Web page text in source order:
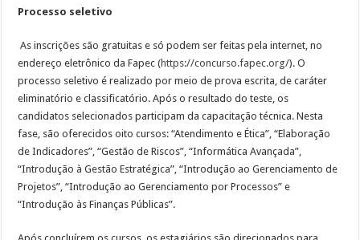
Processo seletivo
As inscrições são gratuitas e só podem ser feitas pela internet, no
endereço eletrônico da Fapec (https://concurso.fapec.org/). O
processo seletivo é realizado por meio de prova escrita, de caráter
eliminatório e classificatório. Após o resultado do teste, os
candidatos selecionados participam da capacitação técnica. Nesta
fase, são oferecidos oito cursos: “Atendimento e Ética”, “Elaboração
de Indicadores”, “Gestão de Riscos”, “Informática Avançada”,
“Introdução à Gestão Estratégica”, “Introdução ao Gerenciamento de
Projetos”, “Introdução ao Gerenciamento por Processos” e
“Introdução às Finanças Públicas”.